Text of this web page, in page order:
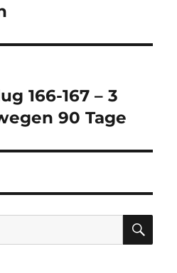
166-167 – 3
90 Tage